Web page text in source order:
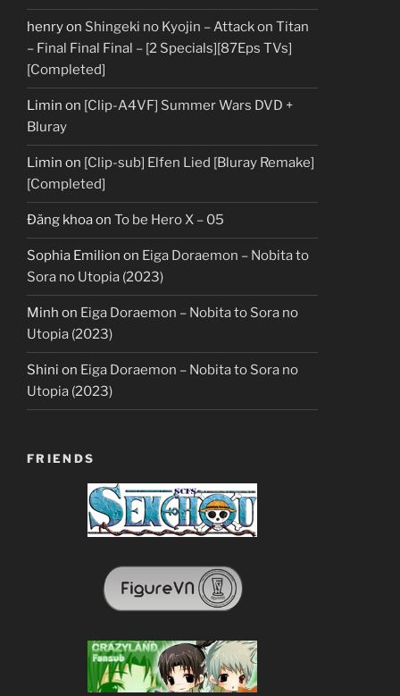
henryon Shingeki no Kyojin – Attack on Titan
– Final Final Final – [2 Specials][87Eps TVs]
[Completed]
Limin on [Clip-A4VF] Summer Wars DVD +
Bluray
Limin on [Clip-sub] Elfen Lied [Bluray Remake]
[Completed]
Đăng khoaon To be Hero X – 05
Sophia Emilion on Eiga Doraemon – Nobita to
Sora no Utopia (2023)
Minh on Eiga Doraemon – Nobita to Sora no
Utopia (2023)
Shini on Eiga Doraemon – Nobita to Sora no
Utopia (2023)
FRIENDS